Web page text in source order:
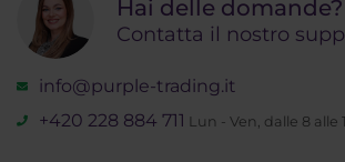
Hai delle domande?
Contatta il nostro
info@purple-trading.it
+420 228 884 711 Lun - Ven, dalle 8 alle